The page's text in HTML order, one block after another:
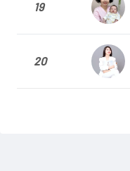
19
20